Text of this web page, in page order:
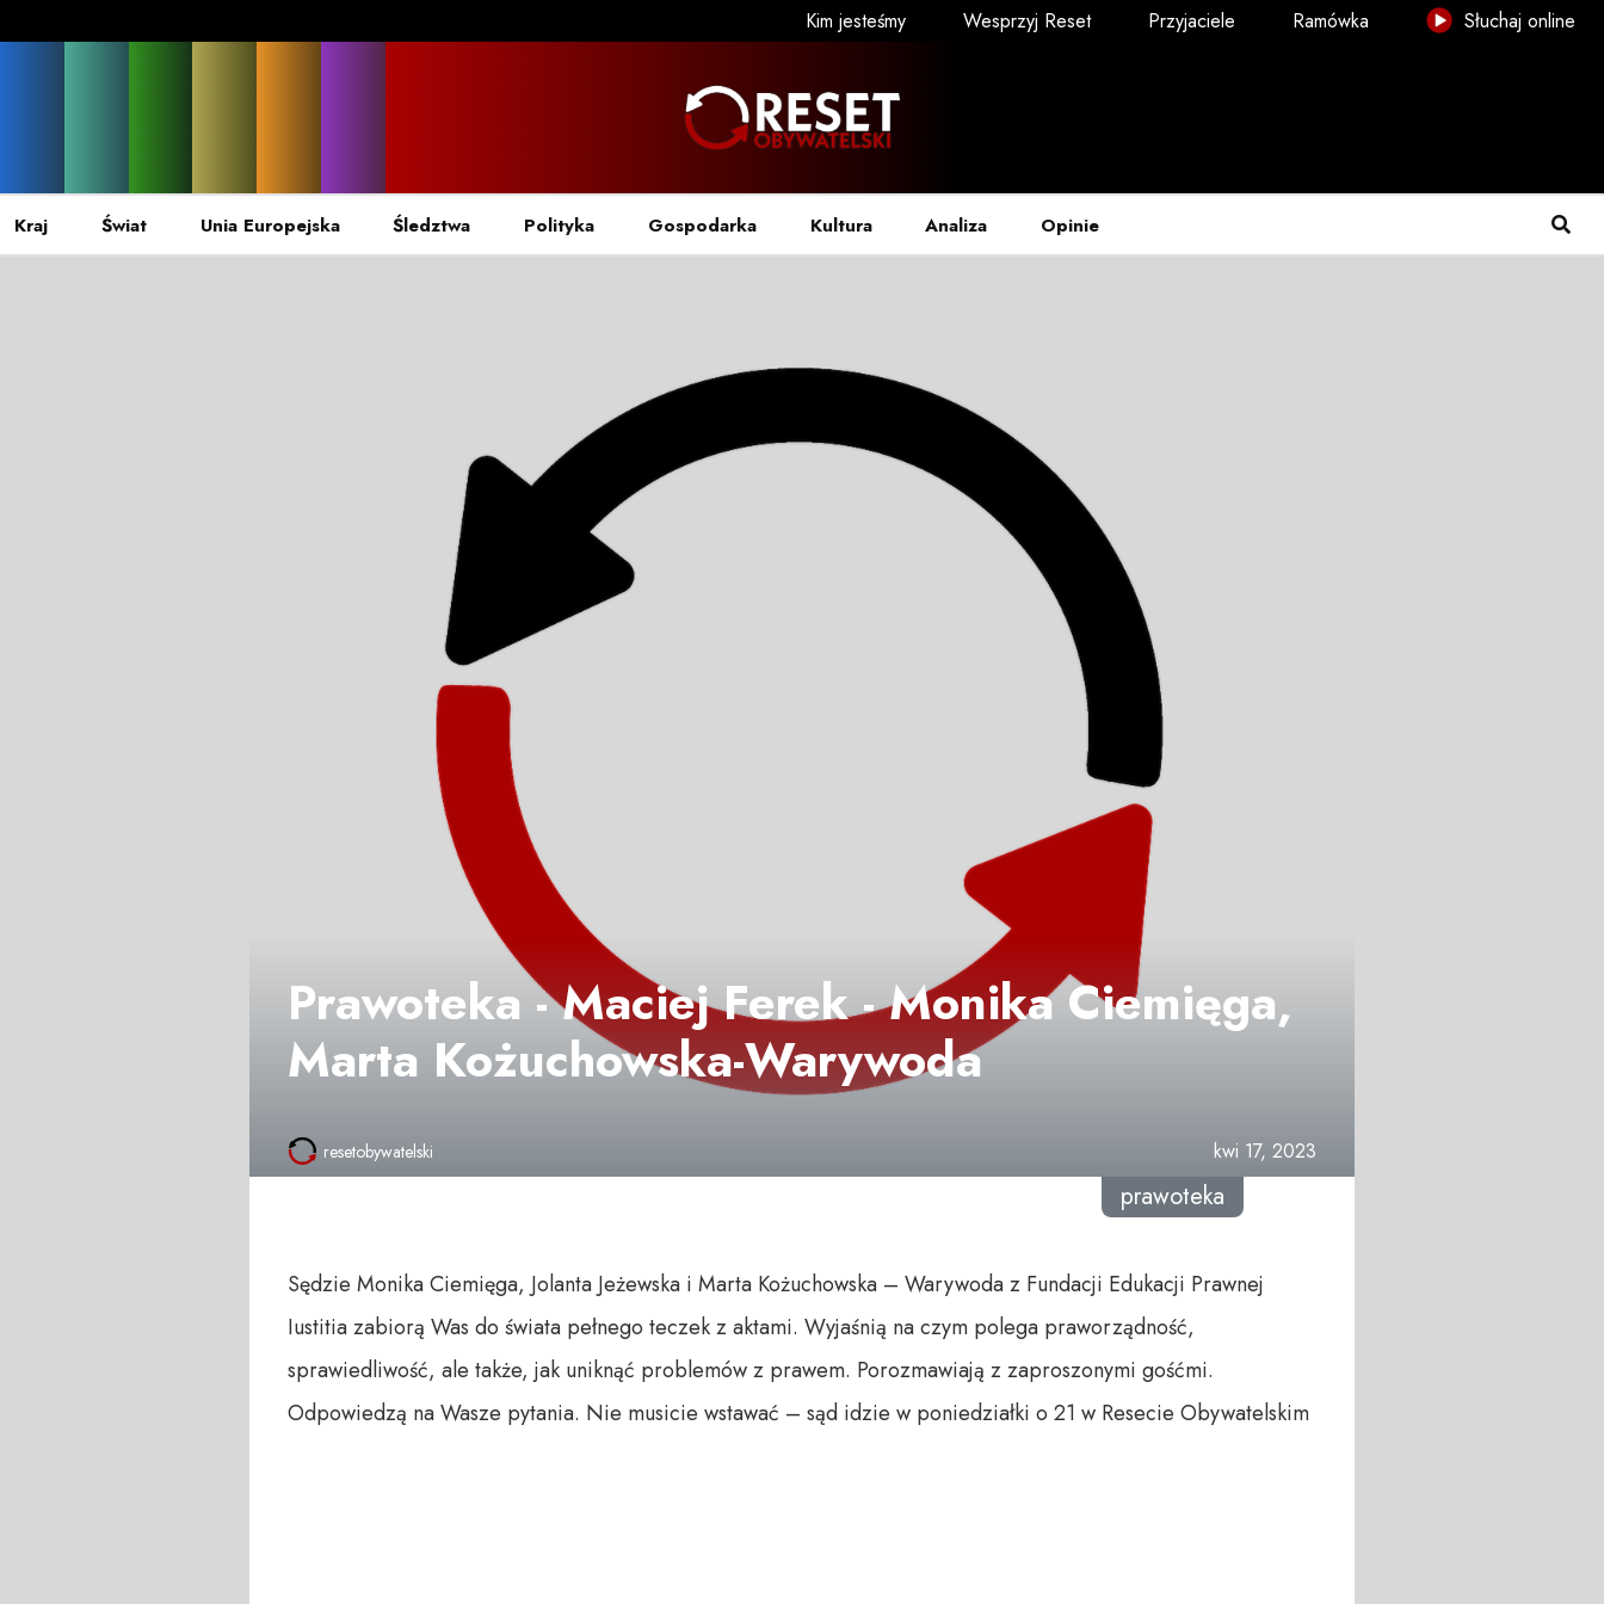
Kim jesteśmy Wesprzyj Reset Przyjaciele Ramówka Słuchaj online
Kraj Świat Unia Europejska Śledztwa Polityka Gospodarka Kultura Analiza Opinie
Prawoteka - Maciej Ferek - Monika Ciemięga,
Marta Kożuchowska-Warywoda
resetobywatelski kwi 17, 2023
prawoteka
Sędzie Monika Ciemięga, Jolanta Jeżewska i Marta Kożuchowska – Warywoda z Fundacji Edukacji Prawnej
Iustitia zabiorą Was do świata pełnego teczek z aktami. Wyjaśnią na czym polega praworządność,
sprawiedliwość, ale także, jak uniknąć problemów z prawem. Porozmawiają z zaproszonymi gośćmi.
Odpowiedzą na Wasze pytania. Nie musicie wstawać – sąd idzie w poniedziałki o 21 w Resecie Obywatelskim